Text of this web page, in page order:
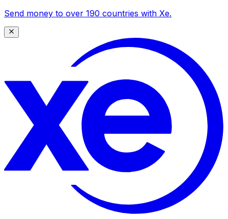
Send money to over 190 countries with Xe.